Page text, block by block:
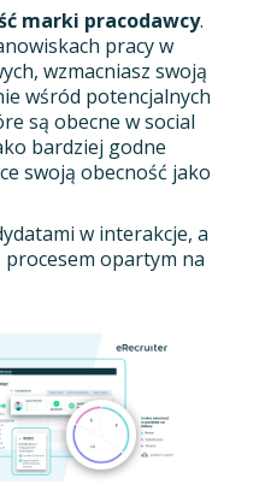
marki pracodawcy.
pracy w
wzmacniasz swoją
wśród potencjalnych
są obecne w social
bardziej godne
swoją obecność jako
w interakcje, a
opartym na